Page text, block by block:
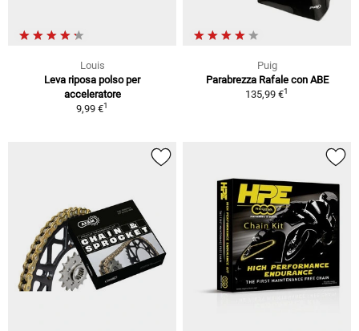
Louis
Leva riposa polso per
acceleratore
9,99 €1
Puig
Parabrezza Rafale con ABE
135,99 €1